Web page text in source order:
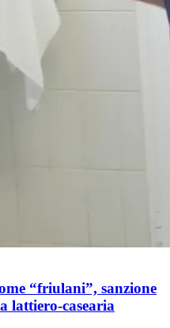
“friulani”, sanzione
lattiero-casearia